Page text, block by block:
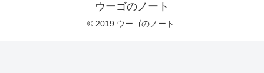
ウーゴのノート
© 2019 ウーゴのノート.